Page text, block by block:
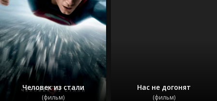
Человек из стали
(фильм)
Нас не догонят
(фильм)